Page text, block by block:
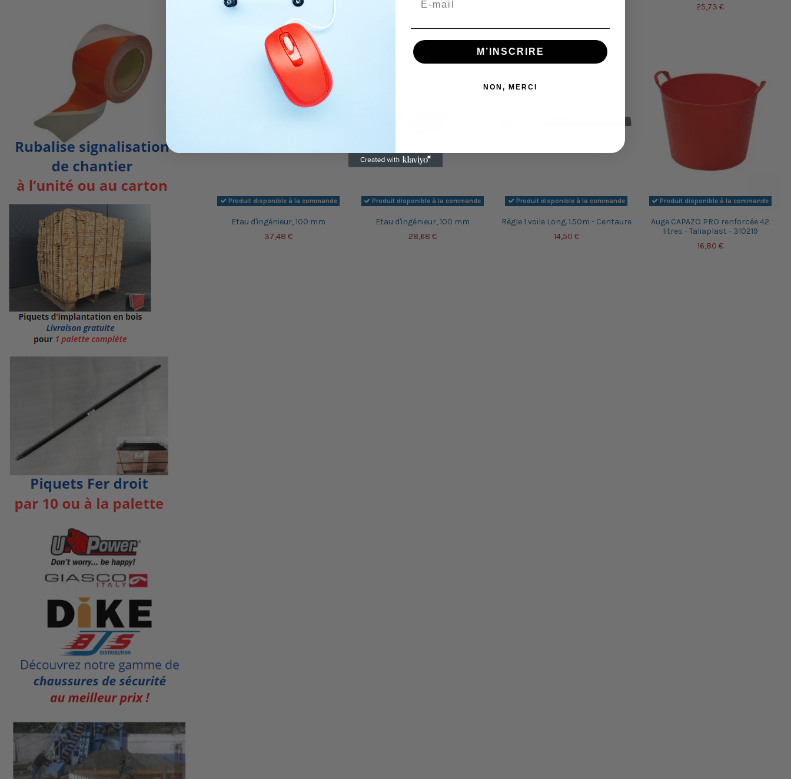
12,64 €
25,73 €
Produit disponible à la commande
Etau d'ingénieur, 100 mm
37,48 €
Produit disponible à la commande
Etau d'ingénieur, 100 mm
28,68 €
Produit disponible à la commande
Règle 1 voile Long. 1.50m - Centaure
14,50 €
Produit disponible à la commande
Auge CAPAZO PRO renforcée 42
litres - Taliaplast - 310219
16,80 €
M’INSCRIRE
NON, MERCI